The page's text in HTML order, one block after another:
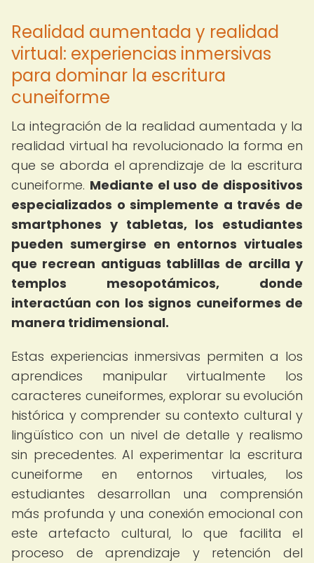
Realidad aumentada y realidad
virtual: experiencias inmersivas
para dominar la escritura
cuneiforme
La integración de la realidad aumentada y la
realidad virtual ha revolucionado la forma en
que se aborda el aprendizaje de la escritura
cuneiforme. Mediante el uso de dispositivos
especializados o simplemente a través de
smartphones y tabletas, los estudiantes
pueden sumergirse en entornos virtuales
que recrean antiguas tablillas de arcilla y
templos mesopotámicos, donde
interactúan con los signos cuneiformes de
manera tridimensional.
Estas experiencias inmersivas permiten a los
aprendices manipular virtualmente los
caracteres cuneiformes, explorar su evolución
histórica y comprender su contexto cultural y
lingüístico con un nivel de detalle y realismo
sin precedentes. Al experimentar la escritura
cuneiforme en entornos virtuales, los
estudiantes desarrollan una comprensión
más profunda y una conexión emocional con
este artefacto cultural, lo que facilita el
proceso de aprendizaje y retención del